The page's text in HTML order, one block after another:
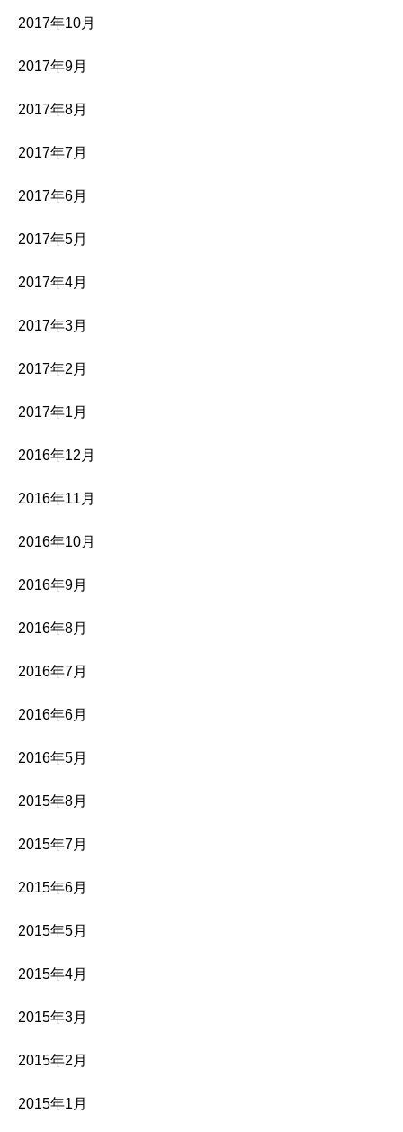
2017年10月
2017年9月
2017年8月
2017年7月
2017年6月
2017年5月
2017年4月
2017年3月
2017年2月
2017年1月
2016年12月
2016年11月
2016年10月
2016年9月
2016年8月
2016年7月
2016年6月
2016年5月
2015年8月
2015年7月
2015年6月
2015年5月
2015年4月
2015年3月
2015年2月
2015年1月